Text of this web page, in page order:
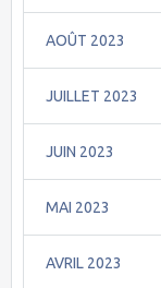
AOÛT 2023
JUILLET 2023
JUIN 2023
MAI 2023
AVRIL 2023